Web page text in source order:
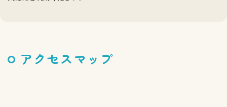
アクセスマップ